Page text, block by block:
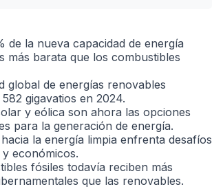
de la nueva capacidad de energía
más barata que los combustibles
global de energías renovables
gigavatios en 2024.
y eólica son ahora las opciones
para la generación de energía.
la energía limpia enfrenta desafíos
económicos.
fósiles todavía reciben más
que las renovables.